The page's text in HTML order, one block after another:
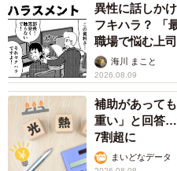
異性に話しか
フキハラ？ 「
職場で悩む上司
海川 まこと
2026.08.09
補助があって
重い」と回答
7割超に
まいどなデータ